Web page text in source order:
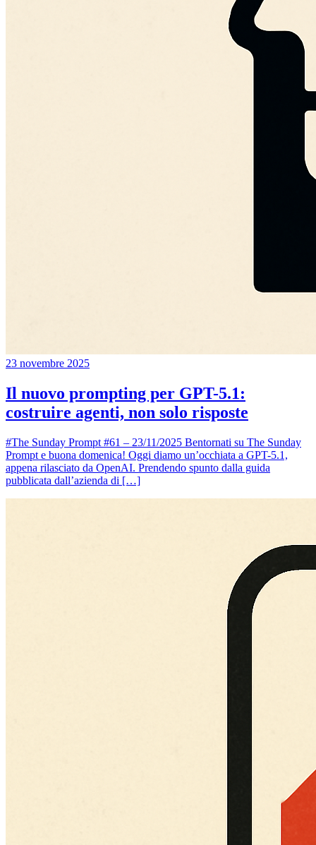
23 novembre 2025
Il nuovo prompting per GPT-5.1:
costruire agenti, non solo risposte
#The Sunday Prompt #61 – 23/11/2025 Bentornati su The Sunday
Prompt e buona domenica! Oggi diamo un’occhiata a GPT-5.1,
appena rilasciato da OpenAI. Prendendo spunto dalla guida
pubblicata dall’azienda di […]